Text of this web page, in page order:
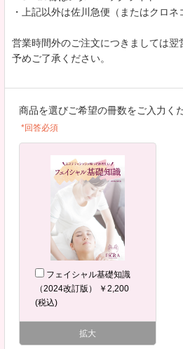
・上記以外は佐川急便（またはクロネ
営業時間外のご注文につきましては翌
予めご了承ください。
商品を選びご希望の冊数をご入力く
*回答必須
フェイシャル基礎知識
（2024改訂版） ￥2,200
(税込)
拡大